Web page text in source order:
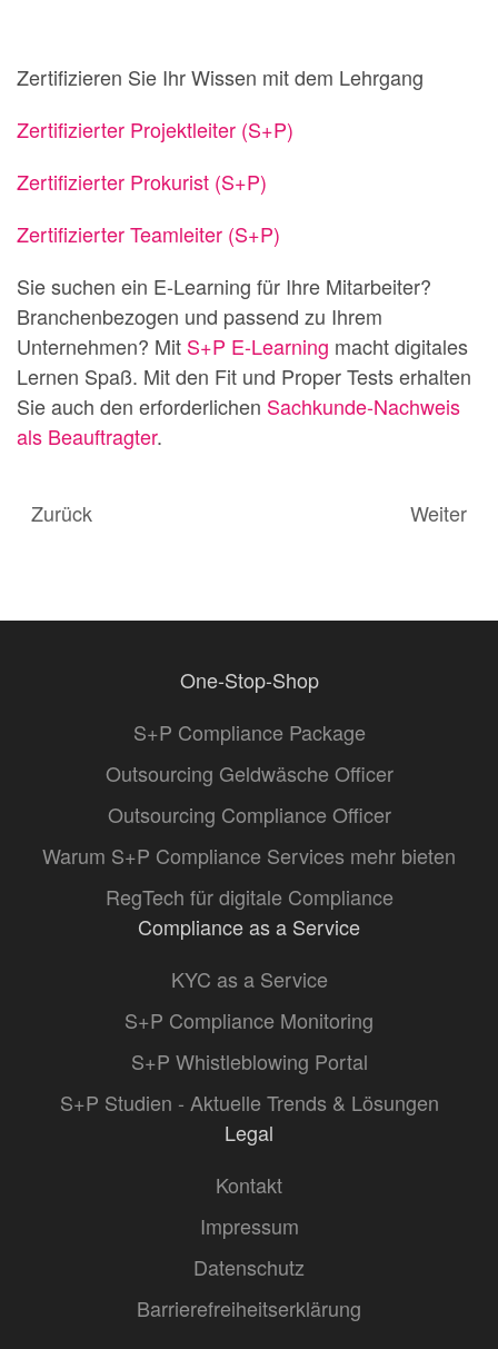
Zertifizieren Sie Ihr Wissen mit dem Lehrgang
Zertifizierter Projektleiter (S+P)
Zertifizierter Prokurist (S+P)
Zertifizierter Teamleiter (S+P)
Sie suchen ein E-Learning für Ihre Mitarbeiter?
Branchenbezogen und passend zu Ihrem
Unternehmen? Mit S+P E-Learning macht digitales
Lernen Spaß. Mit den Fit und Proper Tests erhalten
Sie auch den erforderlichen Sachkunde-Nachweis
als Beauftragter.
Zurück Weiter
One-Stop-Shop
S+P Compliance Package
Outsourcing Geldwäsche Officer
Outsourcing Compliance Officer
Warum S+P Compliance Services mehr bieten
RegTech für digitale Compliance
Compliance as a Service
KYC as a Service
S+P Compliance Monitoring
S+P Whistleblowing Portal
S+P Studien - Aktuelle Trends & Lösungen
Legal
Kontakt
Impressum
Datenschutz
Barrierefreiheitserklärung